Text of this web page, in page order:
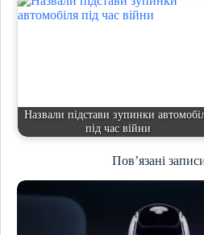
Назвали підстави зупинки
під час війни
Пов’язані